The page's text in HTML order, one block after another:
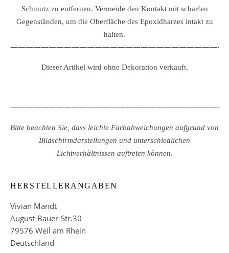
Schmutz zu entfernen. Vermeide den Kontakt mit scharfen
Gegenständen, um die Oberfläche des Epoxidharzes intakt zu
halten.
Dieser Artikel wird ohne Dekoration verkauft.
Bitte beachten Sie, dass leichte Farbabweichungen aufgrund von
Bildschirmdarstellungen und unterschiedlichen
Lichtverhältnissen auftreten können.
HERSTELLERANGABEN
Vivian Mandt
August-Bauer-Str.30
79576 Weil am Rhein
Deutschland